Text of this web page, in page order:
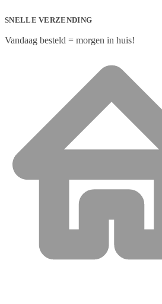
SNELLE VERZENDING
Vandaag besteld = morgen in huis!